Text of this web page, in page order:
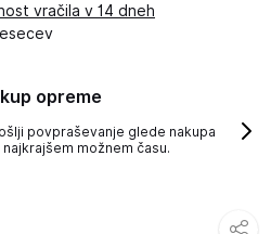
vračila v 14 dneh
opreme
povpraševanje glede nakupa
možnem času.